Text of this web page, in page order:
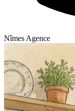
Nîmes Agence